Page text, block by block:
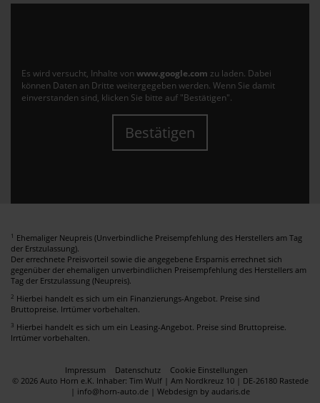
Es wird versucht, Inhalte von www.google.com zu laden. Dabei
können Daten an Dritte weitergegeben werden. Wenn Sie damit
einverstanden sind, klicken Sie bitte auf "Bestätigen".
Bestätigen
1 Ehemaliger Neupreis (Unverbindliche Preisempfehlung des Herstellers am Tag
der Erstzulassung).
Der errechnete Preisvorteil sowie die angegebene Ersparnis errechnet sich
gegenüber der ehemaligen unverbindlichen Preisempfehlung des Herstellers am
Tag der Erstzulassung (Neupreis).
2 Hierbei handelt es sich um ein Finanzierungs-Angebot. Preise sind
Bruttopreise. Irrtümer vorbehalten.
3 Hierbei handelt es sich um ein Leasing-Angebot. Preise sind Bruttopreise.
Irrtümer vorbehalten.
Impressum Datenschutz
Cookie Einstellungen
© 2026 Auto Horn e.K. Inhaber: Tim Wulf | Am Nordkreuz 10 | DE-26180 Rastede
| info@horn-auto.de | Webdesign by audaris.de